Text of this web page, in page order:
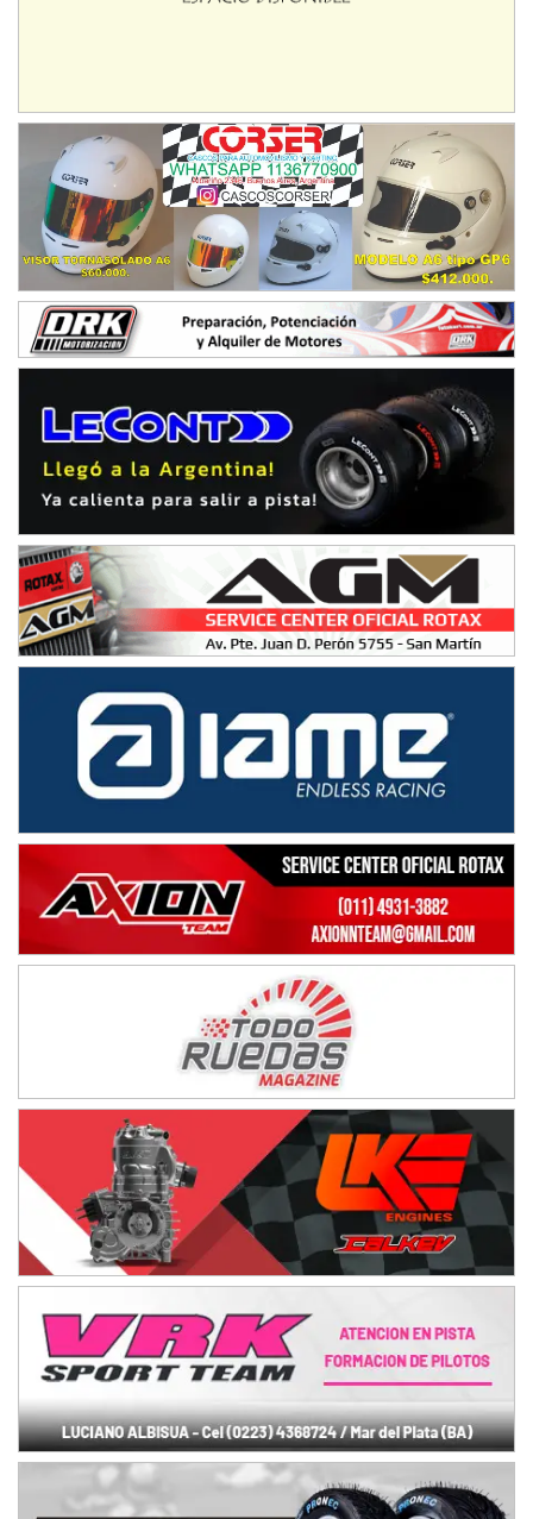
Avellaneda (Santa Fe)
SUR SANTAFESINO - F4
José Samuel Sánchez (Tierra)
Rufino (Santa Fe)
TUCUMANO - F5
Juan Navarro (Asfalto)
El Timbó (Tucumán)